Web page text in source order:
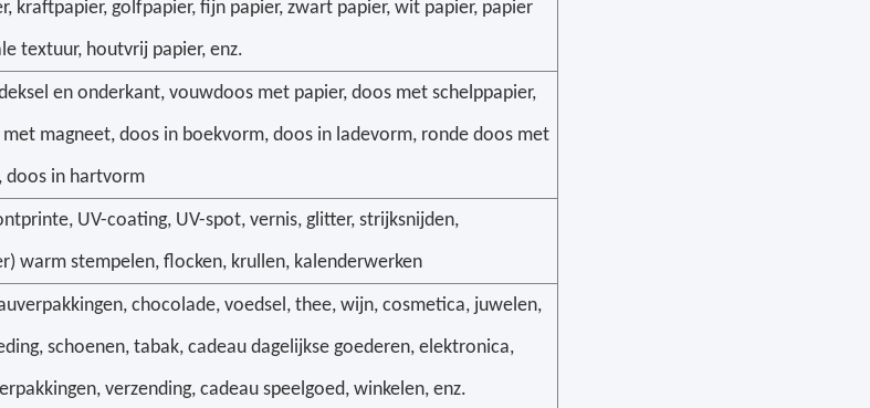
kraftpapier, golfpapier, fijn papier, zwart papier, wit papier, papier
textuur, houtvrij papier, enz.
en onderkant, vouwdoos met papier, doos met schelppapier,
magneet, doos in boekvorm, doos in ladevorm, ronde doos met
doos in hartvorm
UV-coating, UV-spot, vernis, glitter, strijksnijden,
warm stempelen, flocken, krullen, kalenderwerken
chocolade, voedsel, thee, wijn, cosmetica, juwelen,
schoenen, tabak, cadeau dagelijkse goederen, elektronica,
verzending, cadeau speelgoed, winkelen, enz.